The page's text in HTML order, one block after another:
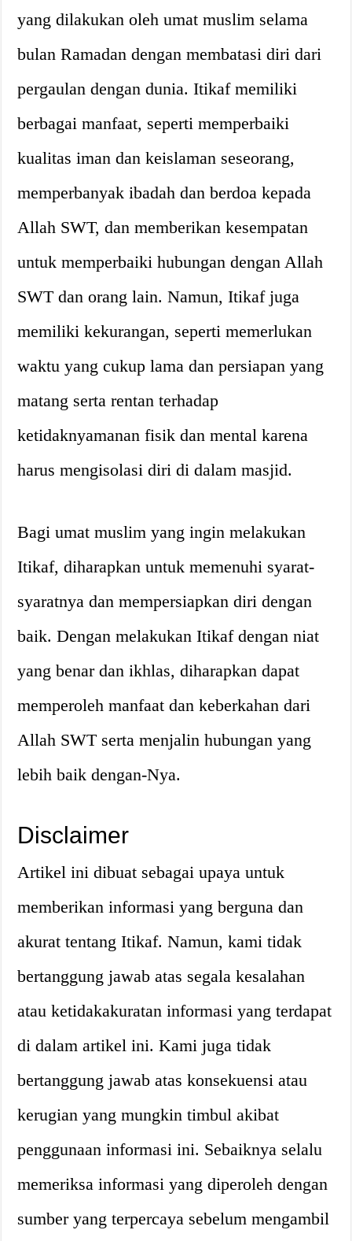
yang dilakukan oleh umat muslim selama
bulan Ramadan dengan membatasi diri dari
pergaulan dengan dunia. Itikaf memiliki
berbagai manfaat, seperti memperbaiki
kualitas iman dan keislaman seseorang,
memperbanyak ibadah dan berdoa kepada
Allah SWT, dan memberikan kesempatan
untuk memperbaiki hubungan dengan Allah
SWT dan orang lain. Namun, Itikaf juga
memiliki kekurangan, seperti memerlukan
waktu yang cukup lama dan persiapan yang
matang serta rentan terhadap
ketidaknyamanan fisik dan mental karena
harus mengisolasi diri di dalam masjid.
Bagi umat muslim yang ingin melakukan
Itikaf, diharapkan untuk memenuhi syarat-
syaratnya dan mempersiapkan diri dengan
baik. Dengan melakukan Itikaf dengan niat
yang benar dan ikhlas, diharapkan dapat
memperoleh manfaat dan keberkahan dari
Allah SWT serta menjalin hubungan yang
lebih baik dengan-Nya.
Disclaimer
Artikel ini dibuat sebagai upaya untuk
memberikan informasi yang berguna dan
akurat tentang Itikaf. Namun, kami tidak
bertanggung jawab atas segala kesalahan
atau ketidakakuratan informasi yang terdapat
di dalam artikel ini. Kami juga tidak
bertanggung jawab atas konsekuensi atau
kerugian yang mungkin timbul akibat
penggunaan informasi ini. Sebaiknya selalu
memeriksa informasi yang diperoleh dengan
sumber yang terpercaya sebelum mengambil